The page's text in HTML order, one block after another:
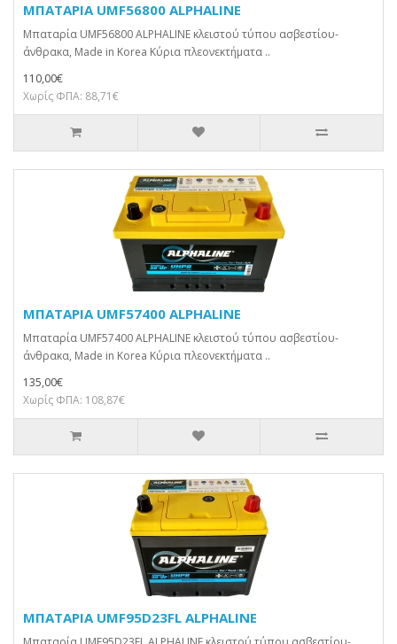
ΜΠΑΤΑΡΙΑ UMF56800 ALPHALINE
Μπαταρία UMF56800 ALPHALINE κλειστού τύπου ασβεστίου-
άνθρακα, Made in Korea Κύρια πλεονεκτήματα ..
110,00€
Χωρίς ΦΠΑ: 88,71€
ΜΠΑΤΑΡΙΑ UMF57400 ALPHALINE
Μπαταρία UMF57400 ALPHALINE κλειστού τύπου ασβεστίου-
άνθρακα, Made in Korea Κύρια πλεονεκτήματα ..
135,00€
Χωρίς ΦΠΑ: 108,87€
ΜΠΑΤΑΡΙΑ UMF95D23FL ALPHALINE